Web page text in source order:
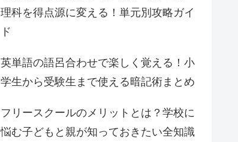
理科を得点源に変える！単元別攻略ガイ
ド
英単語の語呂合わせで楽しく覚える！小
学生から受験生まで使える暗記術まとめ
フリースクールのメリットとは？学校に
悩む子どもと親が知っておきたい全知識